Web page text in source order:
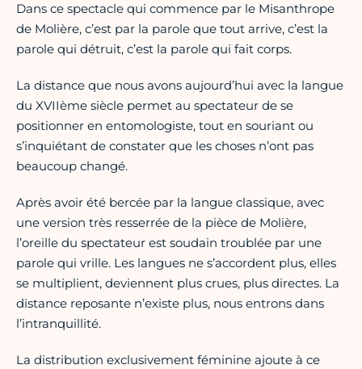
Dans ce spectacle qui commence par le Misanthrope
de Molière, c’est par la parole que tout arrive, c’est la
parole qui détruit, c’est la parole qui fait corps.
La distance que nous avons aujourd’hui avec la langue
du XVIIème siècle permet au spectateur de se
positionner en entomologiste, tout en souriant ou
s’inquiétant de constater que les choses n’ont pas
beaucoup changé.
Après avoir été bercée par la langue classique, avec
une version très resserrée de la pièce de Molière,
l’oreille du spectateur est soudain troublée par une
parole qui vrille. Les langues ne s’accordent plus, elles
se multiplient, deviennent plus crues, plus directes. La
distance reposante n’existe plus, nous entrons dans
l’intranquillité.
La distribution exclusivement féminine ajoute à ce